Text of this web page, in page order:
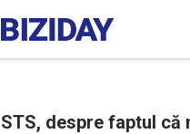
STS, despre faptul